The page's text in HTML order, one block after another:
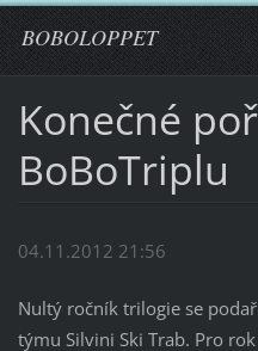
BOBOLOPPET
Konečné
BoBoTriplu
04.11.2012 21:56
Nultý ročník trilogie se
týmu Silvini Ski Trab. Pro